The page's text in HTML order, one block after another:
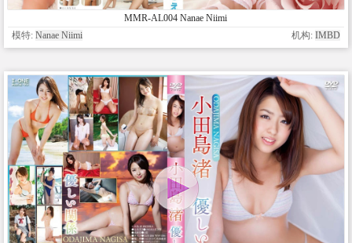
MMR-AL004 Nanae Niimi
模特: Nanae Niimi 机构: IMBD